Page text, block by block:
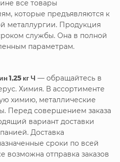
все товары
которые предъявляются к
металлургии. Продукция
службы. Она в полной
параметрам.
1,25 кг Ч — обращайтесь в
Химия. В ассортименте
химию, металлические
Перед совершением заказа
вариант доставки
Доставка
сроки по всей
возможна отправка заказов